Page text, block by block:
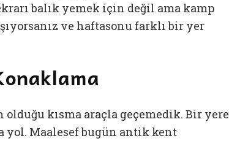
balık yemek için değil ama kamp
ve haftasonu farklı bir yer
kısma araçla geçemedik. Bir yere
yol. Maalesef bugün antik kent